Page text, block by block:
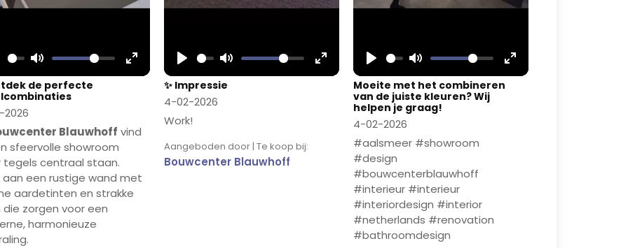
Mute
Enter
fullscreen
de perfecte
Blauwhoff vind
sfeervolle showroom
tegels centraal staan.
aan een rustige wand met
aardetinten en strakke
die zorgen voor een
harmonieuze
Play Mute
Enter
fullscreen
✨ Impressie
4-02-2026
Work!
Aangeboden door | Te koop bij:
Bouwcenter Blauwhoff
Play Mute
Enter
Moeite met het combineren
van de juiste kleuren? Wij
helpen je graag!
4-02-2026
#aalsmeer #showroom
#design
#bouwcenterblauwhoff
#interieur #interieur
#interiordesign #interior
#netherlands #renovation
#bathroomdesign